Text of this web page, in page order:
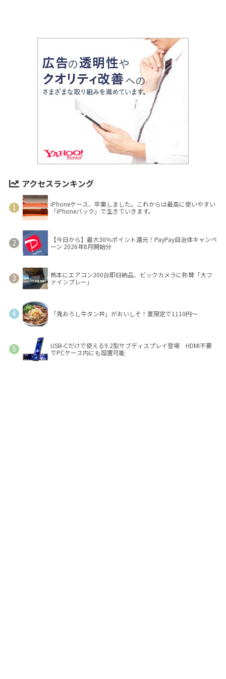
アクセスランキング
iPhoneケース、卒業しました。これからは最高に使いやすい
「iPhoneバック」で生きていきます。
【今日から】最大30％ポイント還元！PayPay自治体キャンペ
ーン 2026年8月開始分
熊本にエアコン300台即日納品、ビックカメラに称賛「大フ
ァインプレー」
「鬼おろし牛タン丼」がおいしそ！夏限定で1110円～
USB-Cだけで使える9.2型サブディスプレイ登場 HDMI不要
でPCケース内にも設置可能